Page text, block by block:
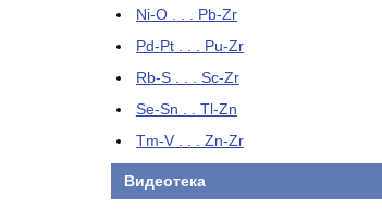
Ni-O . . . Pb-Zr
Pd-Pt . . . Pu-Zr
Rb-S . . . Sc-Zr
Se-Sn . . Tl-Zn
Tm-V . . . Zn-Zr
Видеотека